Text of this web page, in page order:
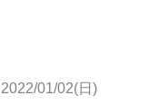
2022/01/02(日)